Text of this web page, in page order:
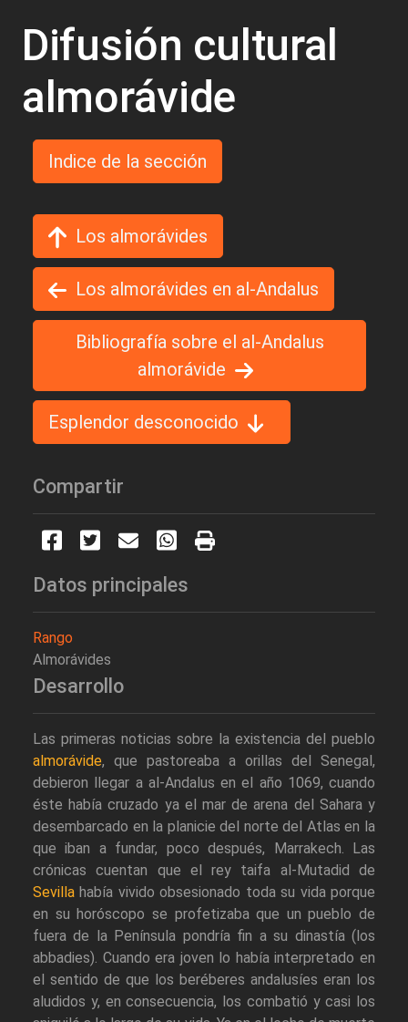
Difusión cultural
almorávide
Indice de la sección
Los almorávides
Los almorávides en al-Andalus
Bibliografía sobre el al-Andalus
almorávide
Esplendor desconocido
Compartir
Datos principales
Rango
Almorávides
Desarrollo
Las primeras noticias sobre la existencia del pueblo
almorávide, que pastoreaba a orillas del Senegal,
debieron llegar a al-Andalus en el año 1069, cuando
éste había cruzado ya el mar de arena del Sahara y
desembarcado en la planicie del norte del Atlas en la
que iban a fundar, poco después, Marrakech. Las
crónicas cuentan que el rey taifa al-Mutadid de
Sevilla había vivido obsesionado toda su vida porque
en su horóscopo se profetizaba que un pueblo de
fuera de la Península pondría fin a su dinastía (los
abbadies). Cuando era joven lo había interpretado en
el sentido de que los beréberes andalusíes eran los
aludidos y, en consecuencia, los combatió y casi los